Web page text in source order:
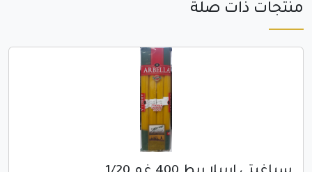
منتجات ذات صلة